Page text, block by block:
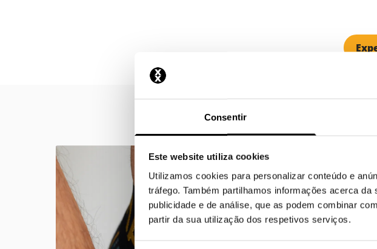
Consentir
Este website utiliza cookies
Utilizamos cookies para personalizar conteúdo e
tráfego. Também partilhamos informações acerca
publicidade e de análise, que as podem combinar
partir da sua utilização dos respetivos serviços.